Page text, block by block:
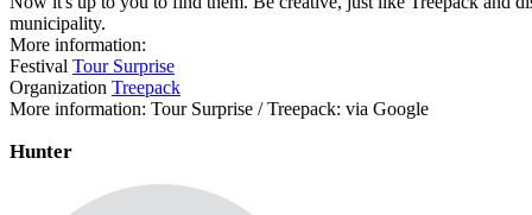
municipality.
More information:
Festival Tour Surprise
Organization Treepack
More information: Tour Surprise / Treepack: via Google
Hunter